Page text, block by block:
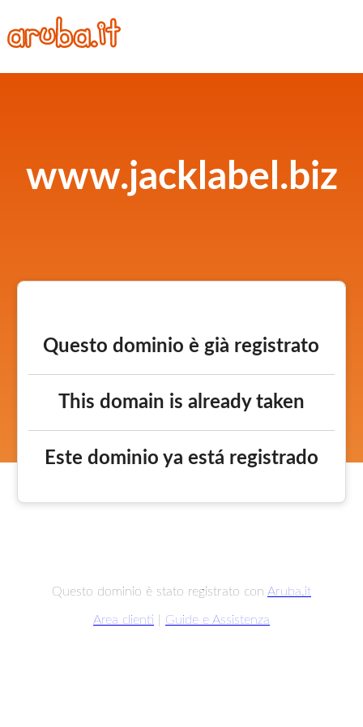
www.jacklabel.biz
Questo dominio è già registrato
This domain is already taken
Este dominio ya está registrado
Questo dominio è stato registrato con Aruba.it
Area clienti Guide e Assistenza